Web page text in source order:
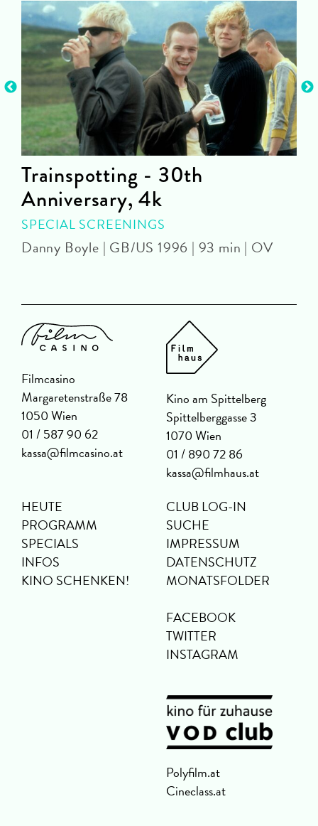
Trainspotting - 30th
Anniversary, 4k
SPECIAL SCREENINGS
Danny Boyle | GB/US 1996 | 93 min | OV
Filmcasino
Margaretenstraße 78
1050 Wien
01 / 587 90 62
kassa@filmcasino.at
Kino am Spittelberg
Spittelberggasse 3
1070 Wien
01 / 890 72 86
kassa@filmhaus.at
HEUTE
PROGRAMM
SPECIALS
INFOS
KINO SCHENKEN!
CLUB LOG-IN
SUCHE
IMPRESSUM
DATENSCHUTZ
MONATSFOLDER
FACEBOOK
TWITTER
INSTAGRAM
Polyfilm.at
Cineclass.at